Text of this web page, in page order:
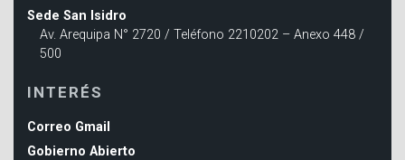
Sede San Isidro
Av. Arequipa N° 2720 / Teléfono 2210202 – Anexo 448 /
500
INTERÉS
Correo Gmail
Gobierno Abierto